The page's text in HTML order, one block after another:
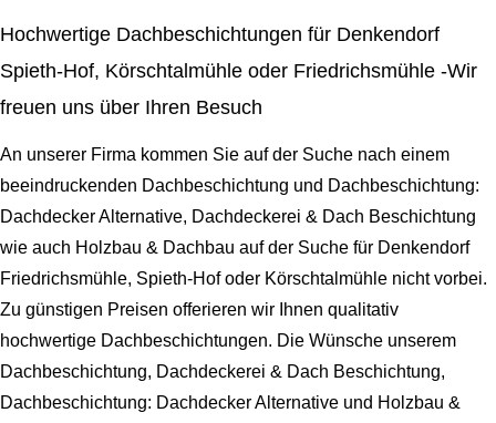
Hochwertige Dachbeschichtungen für Denkendorf
Spieth-Hof, Körschtalmühle oder Friedrichsmühle -Wir
freuen uns über Ihren Besuch
An unserer Firma kommen Sie auf der Suche nach einem
beeindruckenden Dachbeschichtung und Dachbeschichtung:
Dachdecker Alternative, Dachdeckerei & Dach Beschichtung
wie auch Holzbau & Dachbau auf der Suche für Denkendorf
Friedrichsmühle, Spieth-Hof oder Körschtalmühle nicht vorbei.
Zu günstigen Preisen offerieren wir Ihnen qualitativ
hochwertige Dachbeschichtungen. Die Wünsche unserem
Dachbeschichtung, Dachdeckerei & Dach Beschichtung,
Dachbeschichtung: Dachdecker Alternative und Holzbau &